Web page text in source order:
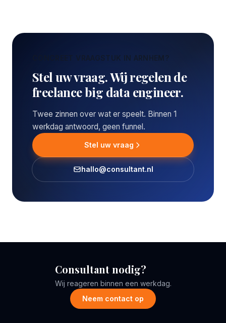
CONCREET VRAAGSTUK IN ARNHEM?
Stel uw vraag. Wij regelen de
freelance big data engineer.
Twee zinnen over wat er speelt. Binnen 1
werkdag antwoord, geen funnel.
Stel uw vraag
hallo@consultant.nl
Consultant nodig?
Wij reageren binnen een werkdag.
Neem contact op